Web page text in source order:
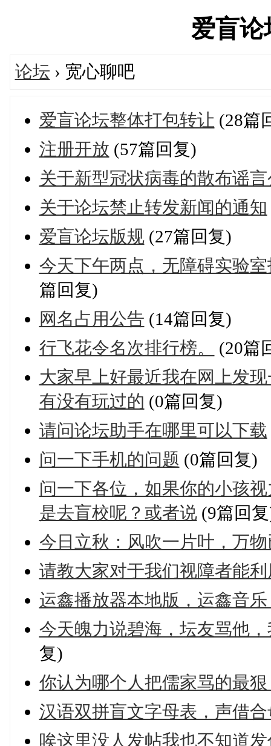
爱盲论
论坛 › 宽心聊吧
爱盲论坛整体打包转让 (28篇
注册开放 (57篇回复)
关于新型冠状病毒的散布谣
关于论坛禁止转发新闻的通知
爱盲论坛版规(27篇回复)
今天下午两点，无障碍实验
篇回复)
网名占用公告 (14篇回复)
行飞花令名次排行榜。
(20篇
大家早上好最近我在网上发
有没有玩过的 (0篇回复)
请问论坛助手在哪里可以下载
问一下手机的问题 (0篇回复)
问一下各位，如果你的小孩
是去盲校呢？或者说(9篇回
今日立秋：风吹一片叶，万
请教大家对于我们视障者能
运鑫播放器本地版，运鑫音
今天魄力说碧海，坛友骂他
复)
你认为哪个人把儒家骂的最狠
汉语双拼盲文字母表，声借
唉这里没人发帖我也不知道